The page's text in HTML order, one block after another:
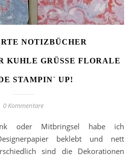
NOTIZBÜCHER
KUHLE GRÜSSE FLORALE F
STAMPIN´ UP!
0 Kommentare
beklebt und nett
sind die Dekorationen